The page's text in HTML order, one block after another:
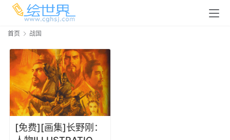
首页 战国
[免费][画集]长野刚：